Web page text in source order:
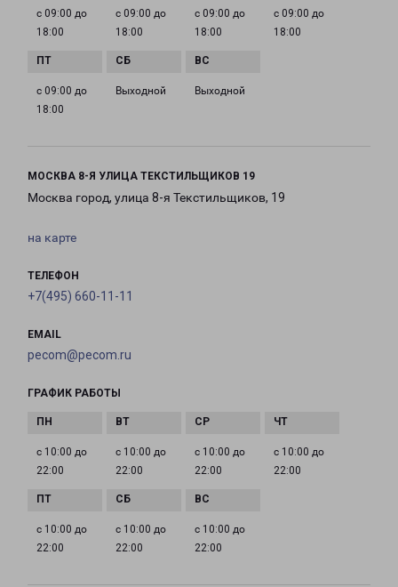
с 09:00 до
18:00
с 09:00 до
18:00
с 09:00 до
18:00
с 09:00 до
18:00
с 09:00 до
18:00
Выходной Выходной
МОСКВА 8-Я УЛИЦА ТЕКСТИЛЬЩИКОВ 19
Москва город, улица 8-я Текстильщиков, 19
на карте
ТЕЛЕФОН
+7(495) 660-11-11
EMAIL
pecom@pecom.ru
ГРАФИК РАБОТЫ
с 10:00 до
22:00
с 10:00 до
22:00
с 10:00 до
22:00
с 10:00 до
22:00
с 10:00 до
22:00
с 10:00 до
22:00
с 10:00 до
22:00